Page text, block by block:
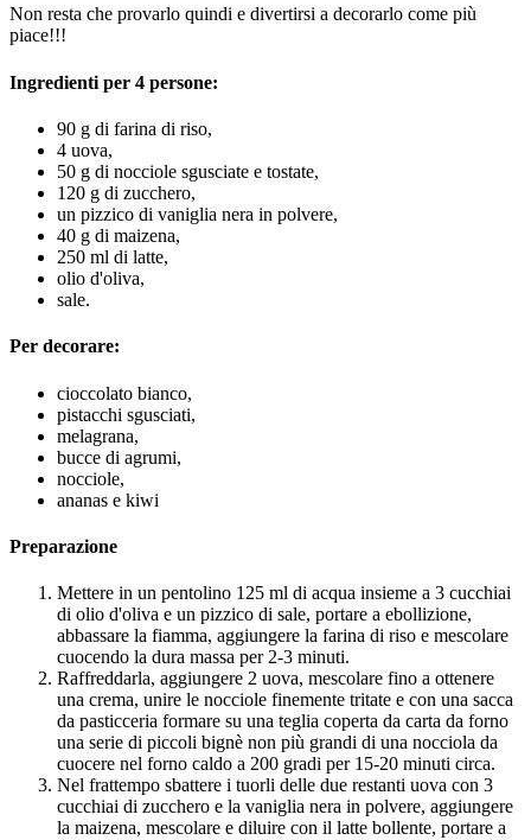
Non resta che provarlo quindi e divertirsi a decorarlo come più
piace!!!
Ingredienti per 4 persone:
90 g di farina di riso,
4 uova,
50 g di nocciole sgusciate e tostate,
120 g di zucchero,
un pizzico di vaniglia nera in polvere,
40 g di maizena,
250 ml di latte,
olio d'oliva,
sale.
Per decorare:
cioccolato bianco,
pistacchi sgusciati,
melagrana,
bucce di agrumi,
nocciole,
ananas e kiwi
Preparazione
Mettere in un pentolino 125 ml di acqua insieme a 3 cucchiai
di olio d'oliva e un pizzico di sale, portare a ebollizione,
abbassare la fiamma, aggiungere la farina di riso e mescolare
cuocendo la dura massa per 2-3 minuti.
Raffreddarla, aggiungere 2 uova, mescolare fino a ottenere
una crema, unire le nocciole finemente tritate e con una sacca
da pasticceria formare su una teglia coperta da carta da forno
una serie di piccoli bignè non più grandi di una nocciola da
cuocere nel forno caldo a 200 gradi per 15-20 minuti circa.
Nel frattempo sbattere i tuorli delle due restanti uova con 3
cucchiai di zucchero e la vaniglia nera in polvere, aggiungere
la maizena, mescolare e diluire con il latte bollente, portare a